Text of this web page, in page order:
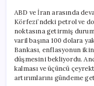
ABD ve İran arasında
Körfezi’ndeki petrol ve
noktasına getirmiş
varil başına 100 dolara
Bankası, enflasyonun
düşmesini bekliyordu.
kalması ve üçüncü
artırımlarını gündeme